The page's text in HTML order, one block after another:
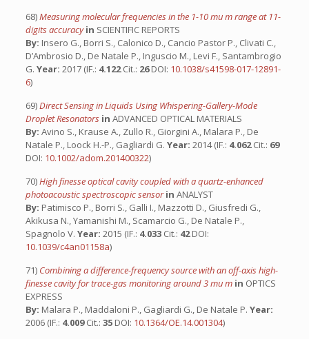
68)Measuring molecular frequencies in the 1-10 mu m range at 11-
digits accuracyin SCIENTIFIC REPORTS
By: Insero G., Borri S., Calonico D., Cancio Pastor P., Clivati C.,
D’Ambrosio D., De Natale P., Inguscio M., Levi F., Santambrogio
G. Year: 2017 (IF.: 4.122Cit.: 26DOI: 10.1038/s41598-017-12891-
6)
69)Direct Sensing in Liquids Using Whispering-Gallery-Mode
Droplet Resonators in ADVANCED OPTICAL MATERIALS
By: Avino S., Krause A., Zullo R., Giorgini A., Malara P., De
Natale P., Loock H.-P., Gagliardi G. Year: 2014 (IF.: 4.062Cit.: 69
DOI: 10.1002/adom.201400322)
70)High finesse optical cavity coupled with a quartz-enhanced
photoacoustic spectroscopic sensorin ANALYST
By: Patimisco P., Borri S., Galli I., Mazzotti D., Giusfredi G.,
Akikusa N., Yamanishi M., Scamarcio G., De Natale P.,
Spagnolo V. Year: 2015 (IF.: 4.033 Cit.: 42DOI:
10.1039/c4an01158a)
71) Combining a difference-frequency source with an off-axis high-
finesse cavity for trace-gas monitoring around 3 mu m in OPTICS
EXPRESS
By: Malara P., Maddaloni P., Gagliardi G., De Natale P. Year:
2006 (IF.: 4.009Cit.: 35 DOI: 10.1364/OE.14.001304)